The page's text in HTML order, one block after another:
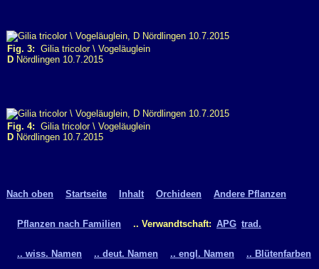
Fig. 3: Gilia tricolor \ Vogeläuglein
D Nördlingen 10.7.2015
Fig. 4: Gilia tricolor \ Vogeläuglein
D Nördlingen 10.7.2015
Nach oben Startseite Inhalt Orchideen Andere Pflanzen
Pflanzen nach Familien .. Verwandtschaft: APG trad.
.. wiss. Namen .. deut. Namen .. engl. Namen .. Blütenfarben